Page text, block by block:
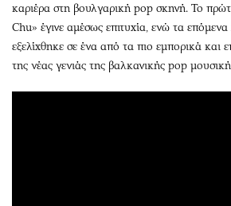
καριέρα στη βουλγαρική pop σκηνή. Το
Chu» έγινε αμέσως επιτυχία, ενώ τα
εξελίχθηκε σε ένα από τα πιο εμπορικά και
της νέας γενιάς της βαλκανικής pop